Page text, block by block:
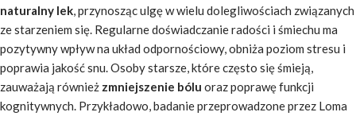
naturalny lek, przynosząc ulgę w wielu dolegliwościach związanych
ze starzeniem się. Regularne doświadczanie radości i śmiechu ma
pozytywny wpływ na układ odpornościowy, obniża poziom stresu i
poprawia jakość snu. Osoby starsze, które często się śmieją,
zauważają również zmniejszenie bólu oraz poprawę funkcji
kognitywnych. Przykładowo, badanie przeprowadzone przez Loma